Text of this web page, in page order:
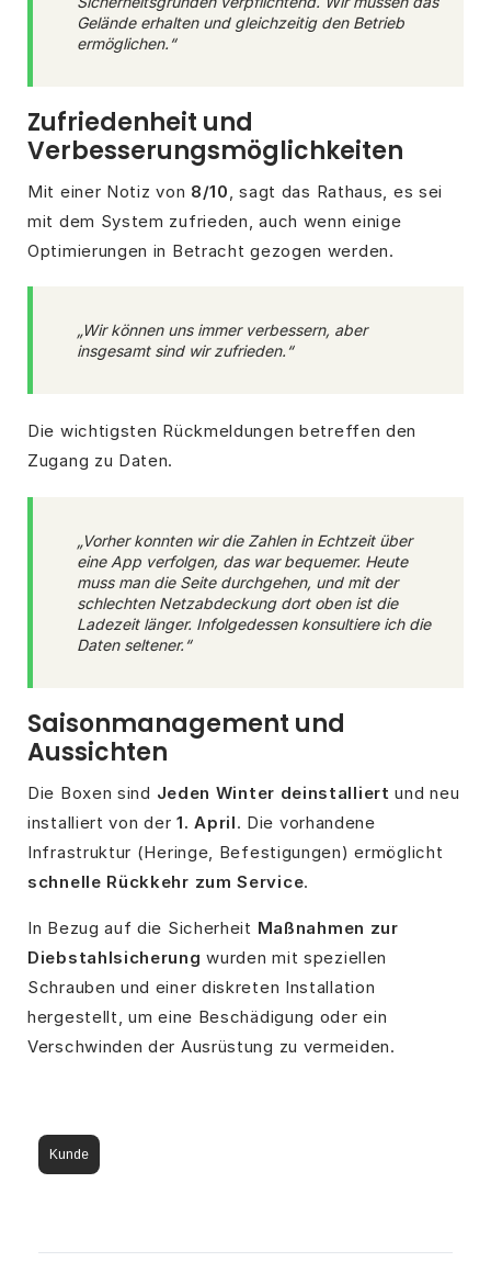
Gelände erhalten und gleichzeitig den Betrieb
ermöglichen.“
Zufriedenheit und
Verbesserungsmöglichkeiten
Mit einer Notiz von 8/10 , sagt das Rathaus, es sei
mit dem System zufrieden, auch wenn einige
Optimierungen in Betracht gezogen werden.
„Wir können uns immer verbessern, aber
insgesamt sind wir zufrieden.“
Die wichtigsten Rückmeldungen betreffen den
Zugang zu Daten.
„Vorher konnten wir die Zahlen in Echtzeit über
eine App verfolgen, das war bequemer. Heute
muss man die Seite durchgehen, und mit der
schlechten Netzabdeckung dort oben ist die
Ladezeit länger. Infolgedessen konsultiere ich die
Daten seltener.“
Saisonmanagement und
Aussichten
Die Boxen sind Jeden Winter deinstalliert und neu
installiert von der 1. April. Die vorhandene
Infrastruktur (Heringe, Befestigungen) ermöglicht
schnelle Rückkehr zum Service.
In Bezug auf die Sicherheit Maßnahmen zur
Diebstahlsicherung wurden mit speziellen
Schrauben und einer diskreten Installation
hergestellt, um eine Beschädigung oder ein
Verschwinden der Ausrüstung zu vermeiden.
Kunde